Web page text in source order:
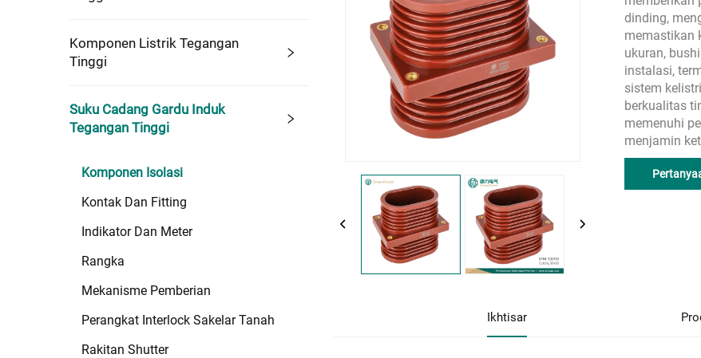
Komponen Listrik Tegangan
Tinggi
Suku Cadang Gardu Induk
Tegangan Tinggi
Komponen Isolasi
Kontak Dan Fitting
Indikator Dan Meter
Rangka
Mekanisme Pemberian
Perangkat Interlock Sakelar Tanah
Rakitan Shutter
dinding,
memastikan
ukuran,
instalasi,
sistem
berkualitas
memenuhi
menjamin
Ikhtisar